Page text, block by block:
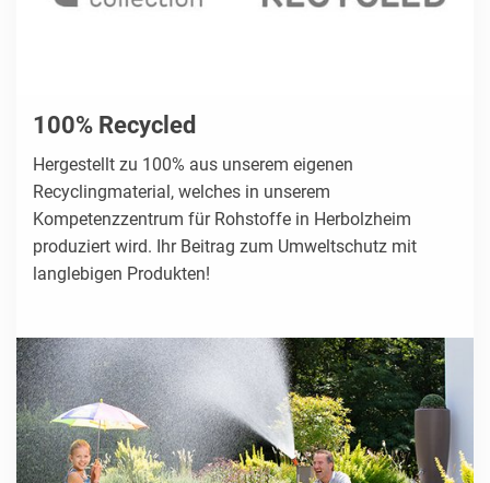
100% Recycled
Hergestellt zu 100% aus unserem eigenen
Recyclingmaterial, welches in unserem
Kompetenzzentrum für Rohstoffe in Herbolzheim
produziert wird. Ihr Beitrag zum Umweltschutz mit
langlebigen Produkten!